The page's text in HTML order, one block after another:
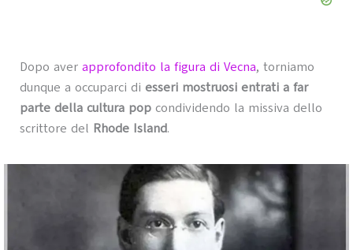
Dopo aver approfondito la figura di Vecna, torniamo
dunque a occuparci di esseri mostruosi entrati a far
parte della cultura pop condividendo la missiva dello
scrittore del Rhode Island.